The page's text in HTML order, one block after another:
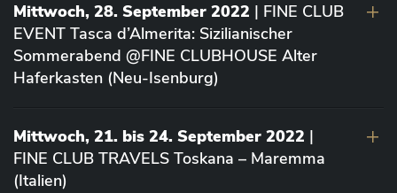
Mittwoch, 28. September 2022 | FINE CLUB
EVENT Tasca d’Almerita: Sizilianischer
Sommerabend @FINE CLUBHOUSE Alter
Haferkasten (Neu-Isenburg)
Mittwoch, 21. bis 24. September 2022 |
FINE CLUB TRAVELS Toskana – Maremma
(Italien)